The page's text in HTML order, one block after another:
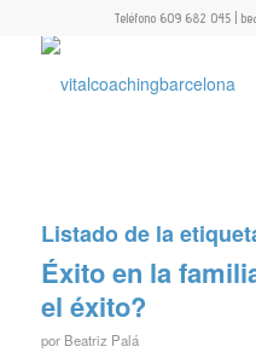
Teléfono 609 682 045 |
Listado de la
Éxito en la
el éxito?
por Beatriz Palá